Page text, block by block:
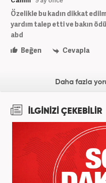
Özelikle bu kadın dikkat
yardım talep etti ve bakın
abd
Beğen
Cevapla
Daha fazla
İLGİNİZİ ÇEKEBİLİR